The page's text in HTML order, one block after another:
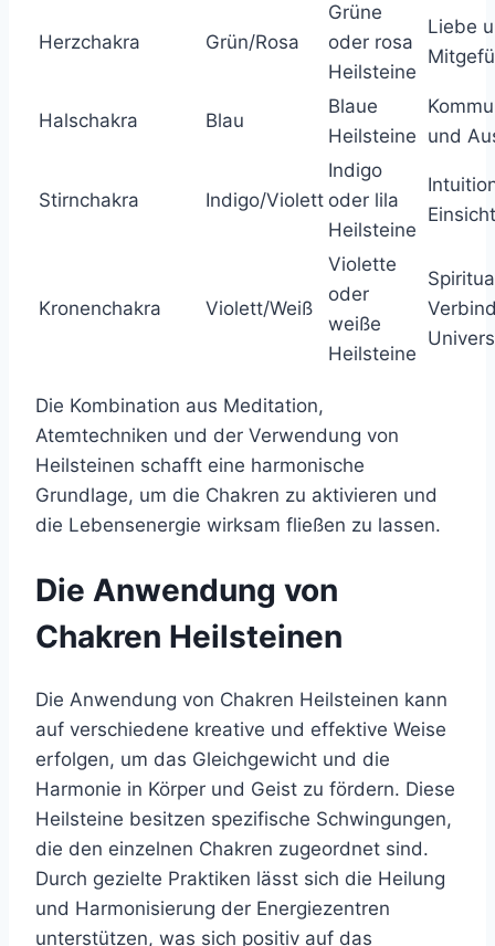
Herzchakra Grün/Rosa
Grüne
oder rosa
Heilsteine
Liebe
Halschakra Blau
Blaue
Heilsteine und
Stirnchakra Indigo/Violett
Indigo
oder lila
Heilsteine
Einsicht
Kronenchakra Violett/Weiß
Violette
oder
weiße
Heilsteine
Die Kombination aus Meditation,
Atemtechniken und der Verwendung von
Heilsteinen schafft eine harmonische
Grundlage, um die Chakren zu aktivieren und
die Lebensenergie wirksam fließen zu lassen.
Die Anwendung von
Chakren Heilsteinen
Die Anwendung von Chakren Heilsteinen kann
auf verschiedene kreative und effektive Weise
erfolgen, um das Gleichgewicht und die
Harmonie in Körper und Geist zu fördern. Diese
Heilsteine besitzen spezifische Schwingungen,
die den einzelnen Chakren zugeordnet sind.
Durch gezielte Praktiken lässt sich die Heilung
und Harmonisierung der Energiezentren
unterstützen, was sich positiv auf das